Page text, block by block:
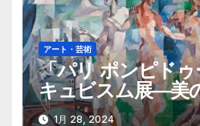
アート・芸術
「パリ ポンピド
キュビスム展―美
西洋美術館）
1月 28, 2024